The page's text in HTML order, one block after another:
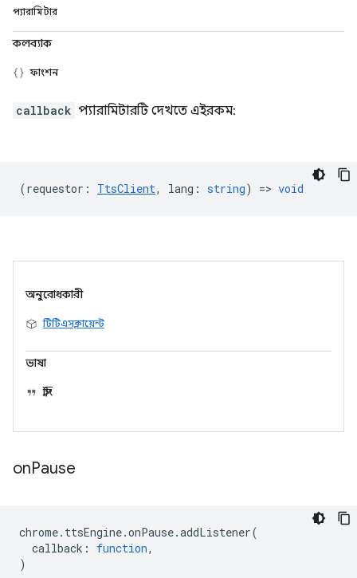
প্যারামিটার
কলব্যাক
ফাংশন
callback প্যারামিটারটি দেখতে এইরকম:
(requestor : TtsClient, lang : string) => void
অনুরোধকারী
টিটিএসক্লায়েন্ট
ভাষা
স্ট্রিং
onPause
chrome. ttsEngine.onPause.addListener(
callback : function,
)